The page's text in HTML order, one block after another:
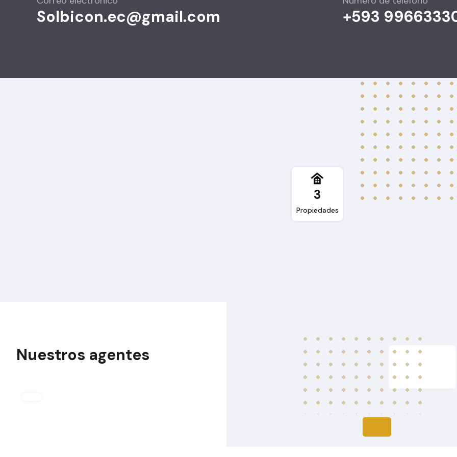
Solbicon.ec@gmail.com +593
3
Propiedades
Nuestros agentes